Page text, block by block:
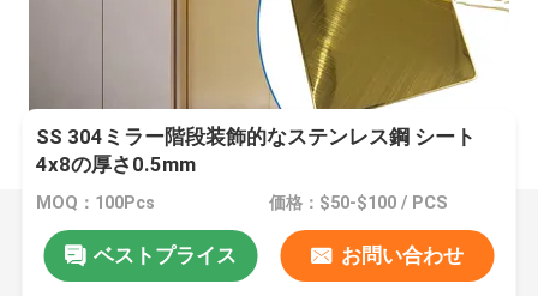
SS 304ミラー階段装飾的なステンレス鋼 シート
4x8の厚さ0.5mm
MOQ：100Pcs 価格：$50-$100 / PCS
ベストプライス お問い合わせ